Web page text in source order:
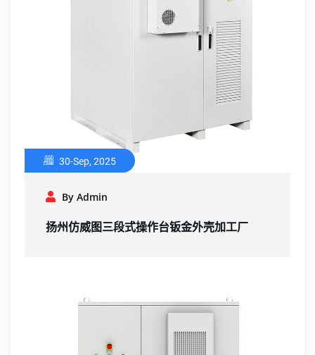
30-Sep, 2025
By Admin
扬州仿威图三段式操作台钣金外壳加工厂